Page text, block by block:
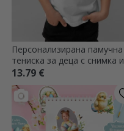
Персонализирана памучна
тениска за деца с снимка и
послание - Весела
Великден!
13.79 €